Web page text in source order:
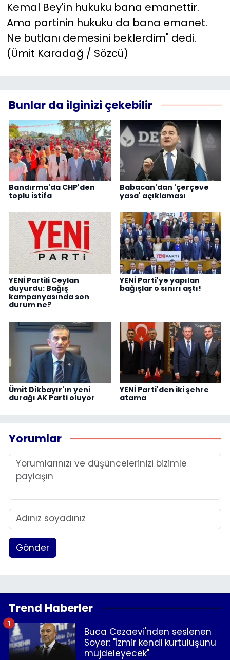
Kemal Bey'in hukuku bana emanettir.
Ama partinin hukuku da bana emanet.
Ne butlanı demesini beklerdim" dedi.
(Ümit Karadağ / Sözcü)
Bunlar da ilginizi çekebilir
Bandırma'da CHP'den
toplu istifa
Babacan'dan 'çerçeve
yasa' açıklaması
YENİ Partili Ceylan
duyurdu: Bağış
kampanyasında son
durum ne?
YENİ Parti'ye yapılan
bağışlar o sınırı aştı!
Ümit Dikbayır'ın yeni
durağı AK Parti oluyor
YENİ Parti'den iki şehre
atama
Yorumlar
Gönder
Trend Haberler
Buca Cezaevi'nden seslenen
Soyer: "İzmir kendi kurtuluşunu
müjdeleyecek"
1